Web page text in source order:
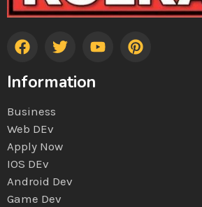
Information
Business
Web DEv
Apply Now
IOS DEv
Android Dev
Game Dev